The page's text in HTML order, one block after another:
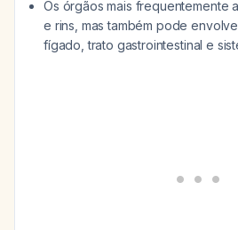
Os órgãos mais frequentemente
e rins, mas também pode
fígado, trato gastrointestinal e